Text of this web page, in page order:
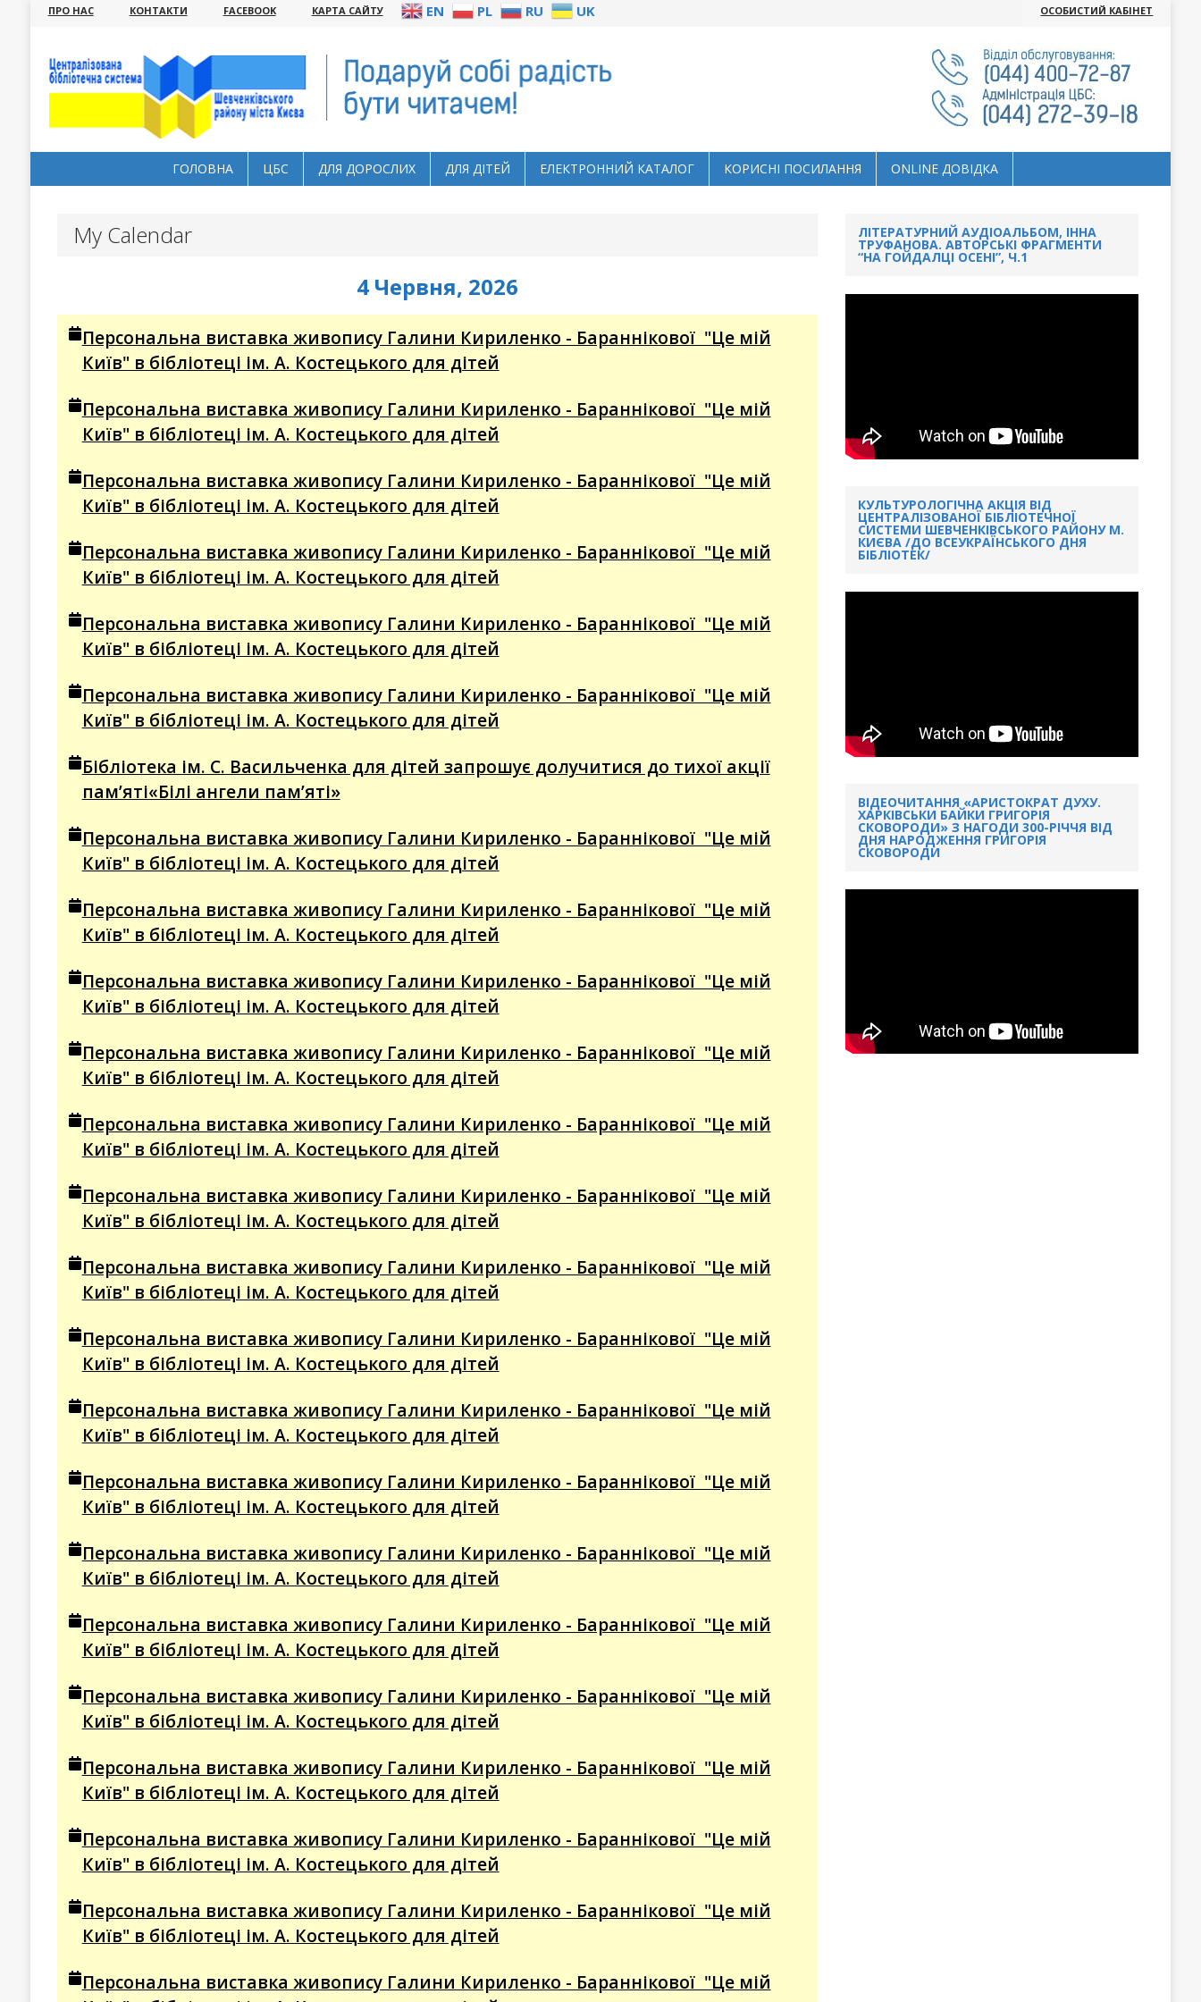
ПРО НАС КОНТАКТИ FACEBOOK КАРТА САЙТУ EN PL RU UK ОСОБИСТИЙ КАБІНЕТ
ГОЛОВНА ЦБС ДЛЯ ДОРОСЛИХ ДЛЯ ДІТЕЙ ЕЛЕКТРОННИЙ КАТАЛОГ КОРИСНІ ПОСИЛАННЯ ОNLINE ДОВІДКА
My Calendar
4 Червня, 2026
Персональна виставка живопису Галини Кириленко - Бараннікової "Це мій
Київ" в бібліотеці ім. А. Костецького для дітей
Персональна виставка живопису Галини Кириленко - Бараннікової "Це мій
Київ" в бібліотеці ім. А. Костецького для дітей
Персональна виставка живопису Галини Кириленко - Бараннікової "Це мій
Київ" в бібліотеці ім. А. Костецького для дітей
Персональна виставка живопису Галини Кириленко - Бараннікової "Це мій
Київ" в бібліотеці ім. А. Костецького для дітей
Персональна виставка живопису Галини Кириленко - Бараннікової "Це мій
Київ" в бібліотеці ім. А. Костецького для дітей
Персональна виставка живопису Галини Кириленко - Бараннікової "Це мій
Київ" в бібліотеці ім. А. Костецького для дітей
Бібліотека ім. С. Васильченка для дітей запрошує долучитися до тихої акції
пам’яті«Білі ангели пам’яті»
Персональна виставка живопису Галини Кириленко - Бараннікової "Це мій
Київ" в бібліотеці ім. А. Костецького для дітей
Персональна виставка живопису Галини Кириленко - Бараннікової "Це мій
Київ" в бібліотеці ім. А. Костецького для дітей
Персональна виставка живопису Галини Кириленко - Бараннікової "Це мій
Київ" в бібліотеці ім. А. Костецького для дітей
Персональна виставка живопису Галини Кириленко - Бараннікової "Це мій
Київ" в бібліотеці ім. А. Костецького для дітей
Персональна виставка живопису Галини Кириленко - Бараннікової "Це мій
Київ" в бібліотеці ім. А. Костецького для дітей
Персональна виставка живопису Галини Кириленко - Бараннікової "Це мій
Київ" в бібліотеці ім. А. Костецького для дітей
Персональна виставка живопису Галини Кириленко - Бараннікової "Це мій
Київ" в бібліотеці ім. А. Костецького для дітей
Персональна виставка живопису Галини Кириленко - Бараннікової "Це мій
Київ" в бібліотеці ім. А. Костецького для дітей
Персональна виставка живопису Галини Кириленко - Бараннікової "Це мій
Київ" в бібліотеці ім. А. Костецького для дітей
Персональна виставка живопису Галини Кириленко - Бараннікової "Це мій
Київ" в бібліотеці ім. А. Костецького для дітей
Персональна виставка живопису Галини Кириленко - Бараннікової "Це мій
Київ" в бібліотеці ім. А. Костецького для дітей
Персональна виставка живопису Галини Кириленко - Бараннікової "Це мій
Київ" в бібліотеці ім. А. Костецького для дітей
Персональна виставка живопису Галини Кириленко - Бараннікової "Це мій
Київ" в бібліотеці ім. А. Костецького для дітей
Персональна виставка живопису Галини Кириленко - Бараннікової "Це мій
Київ" в бібліотеці ім. А. Костецького для дітей
Персональна виставка живопису Галини Кириленко - Бараннікової "Це мій
Київ" в бібліотеці ім. А. Костецького для дітей
Персональна виставка живопису Галини Кириленко - Бараннікової "Це мій
Київ" в бібліотеці ім. А. Костецького для дітей
Персональна виставка живопису Галини Кириленко - Бараннікової "Це мій
ЛІТЕРАТУРНИЙ АУДІОАЛЬБОМ, ІННА
ТРУФАНОВА. АВТОРСЬКІ ФРАГМЕНТИ
“НА ГОЙДАЛЦІ ОСЕНІ”, Ч.1
КУЛЬТУРОЛОГІЧНА АКЦІЯ ВІД
ЦЕНТРАЛІЗОВАНОЇ БІБЛІОТЕЧНОЇ
СИСТЕМИ ШЕВЧЕНКІВСЬКОГО РАЙОНУ М.
КИЄВА /ДО ВСЕУКРАЇНСЬКОГО ДНЯ
БІБЛІОТЕК/
ВІДЕОЧИТАННЯ «АРИСТОКРАТ ДУХУ.
ХАРКІВСЬКИ БАЙКИ ГРИГОРІЯ
СКОВОРОДИ» З НАГОДИ 300-РІЧЧЯ ВІД
ДНЯ НАРОДЖЕННЯ ГРИГОРІЯ
СКОВОРОДИ